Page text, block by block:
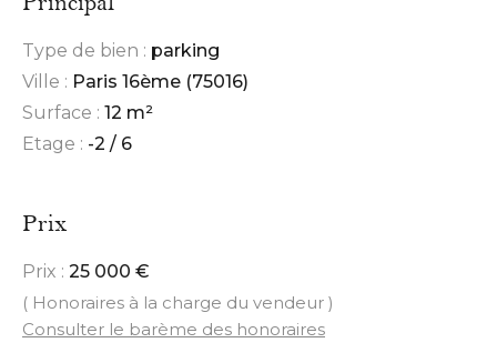
Type de bien : parking
Ville : Paris 16ème (75016)
Surface : 12 m²
Etage : -2 / 6
Prix
Prix : 25 000 €
( Honoraires à la charge du vendeur )
Consulter le barème des honoraires